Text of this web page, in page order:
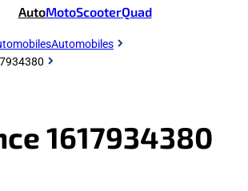
AutoMotoScooterQuad
Automobiles
1617934380